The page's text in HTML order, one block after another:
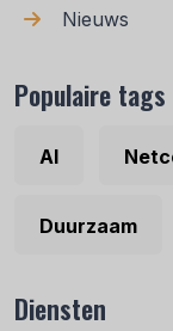
Nieuws
Populaire tags
AI
Duurzaam
Diensten